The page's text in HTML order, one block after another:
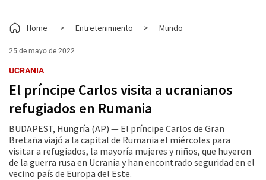
Home > Entretenimiento > Mundo
25 de mayo de 2022
UCRANIA
El príncipe Carlos visita a ucranianos
refugiados en Rumania
BUDAPEST, Hungría (AP) — El príncipe Carlos de Gran
Bretaña viajó a la capital de Rumania el miércoles para
visitar a refugiados, la mayoría mujeres y niños, que huyeron
de la guerra rusa en Ucrania y han encontrado seguridad en el
vecino país de Europa del Este.